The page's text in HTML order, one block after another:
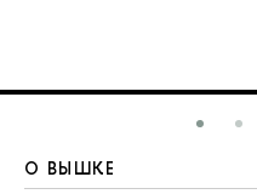
О ВЫШКЕ